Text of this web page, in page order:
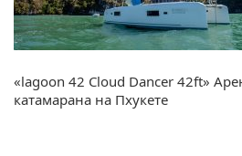
«lagoon 42 Cloud Dancer 42ft»
катамарана на Пхукете